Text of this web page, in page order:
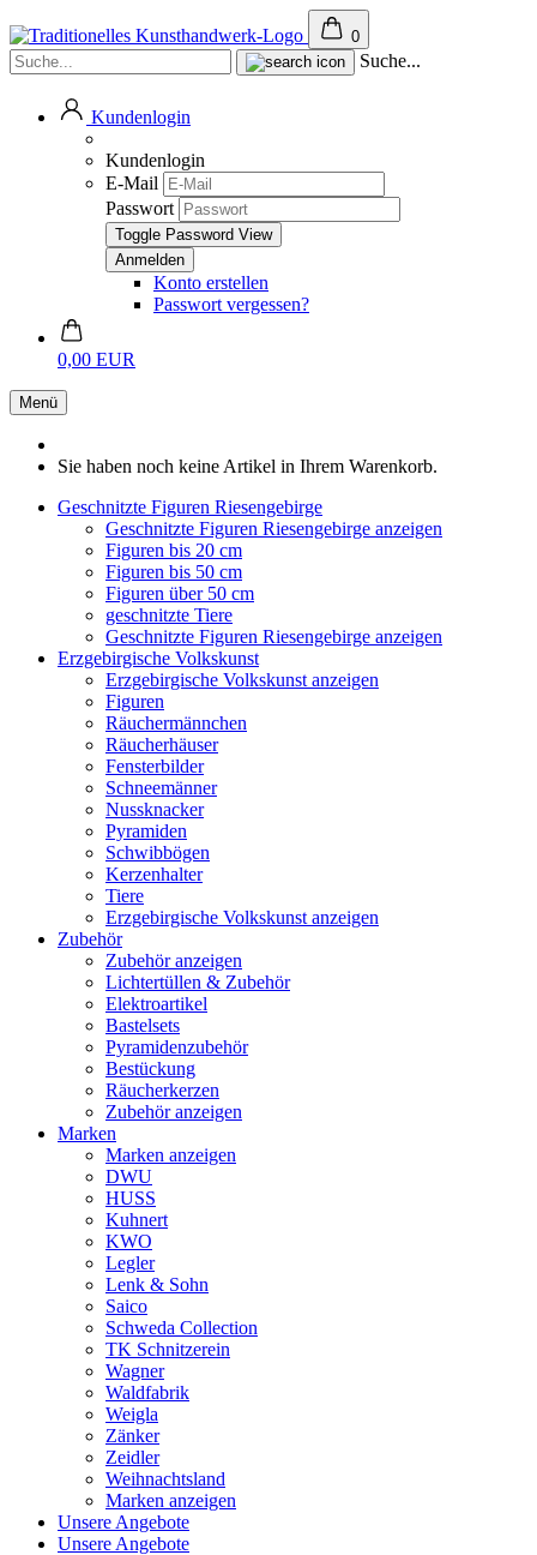
0
Suche...
Kundenlogin
Kundenlogin
E-Mail
Passwort
Toggle Password View
Konto erstellen
Passwort vergessen?
0,00 EUR
Menü
Sie haben noch keine Artikel in Ihrem Warenkorb.
Geschnitzte Figuren Riesengebirge
Geschnitzte Figuren Riesengebirge anzeigen
Figuren bis 20 cm
Figuren bis 50 cm
Figuren über 50 cm
geschnitzte Tiere
Geschnitzte Figuren Riesengebirge anzeigen
Erzgebirgische Volkskunst
Erzgebirgische Volkskunst anzeigen
Figuren
Räuchermännchen
Räucherhäuser
Fensterbilder
Schneemänner
Nussknacker
Pyramiden
Schwibbögen
Kerzenhalter
Tiere
Erzgebirgische Volkskunst anzeigen
Zubehör
Zubehör anzeigen
Lichtertüllen & Zubehör
Elektroartikel
Bastelsets
Pyramidenzubehör
Bestückung
Räucherkerzen
Zubehör anzeigen
Marken
Marken anzeigen
DWU
HUSS
Kuhnert
KWO
Legler
Lenk & Sohn
Saico
Schweda Collection
TK Schnitzerein
Wagner
Waldfabrik
Weigla
Zänker
Zeidler
Weihnachtsland
Marken anzeigen
Unsere Angebote
Unsere Angebote